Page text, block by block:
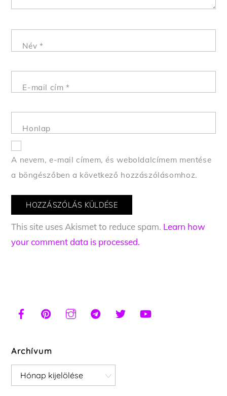
Név *
E-mail cím*
Honlap
A nevem, e-mail címem, és weboldalcímem mentése
a böngészőben a következő hozzászólásomhoz.
This site uses Akismet to reduce spam. Learn how
your comment data is processed.
Archívum
Archívum